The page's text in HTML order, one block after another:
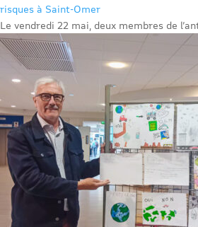
risques à Saint-Omer
Le vendredi 22 mai, deux membres de